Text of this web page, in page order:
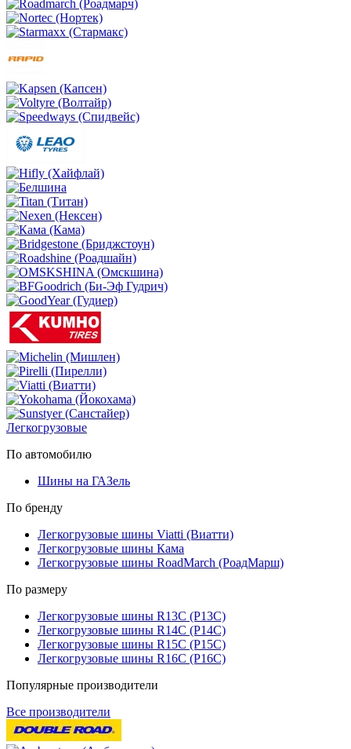
Легкогрузовые
По автомобилю
Шины на ГАЗель
По бренду
Легкогрузовые шины Viatti (Виатти)
Легкогрузовые шины Кама
Легкогрузовые шины RoadMarch (РоадМарш)
По размеру
Легкогрузовые шины R13C (Р13С)
Легкогрузовые шины R14C (Р14С)
Легкогрузовые шины R15C (Р15С)
Легкогрузовые шины R16C (Р16С)
Популярные производители
Все производители